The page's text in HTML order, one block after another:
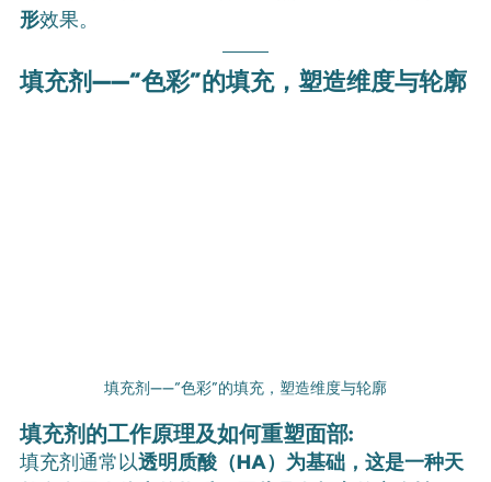
形效果。
填充剂——“色彩”的填充，塑造维度与轮廓
填充剂——“色彩”的填充，塑造维度与轮廓
填充剂的工作原理及如何重塑面部:
填充剂通常以透明质酸（HA）为基础，这是一种天